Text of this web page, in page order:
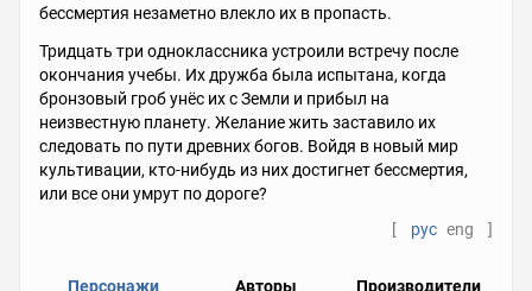
бессмертия незаметно влекло их в пропасть.
Тридцать три одноклассника устроили встречу после
окончания учебы. Их дружба была испытана, когда
бронзовый гроб унёс их с Земли и прибыл на
неизвестную планету. Желание жить заставило их
следовать по пути древних богов. Войдя в новый мир
культивации, кто-нибудь из них достигнет бессмертия,
или все они умрут по дороге?
[
рус eng ]
Персонажи Авторы Производители